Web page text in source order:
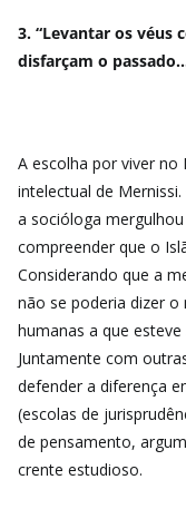
3. “Levantar os véus
disfarçam o
A escolha por viver
intelectual de
a socióloga
compreender que o
Considerando que a
não se poderia dizer
humanas a que
Juntamente com
defender a diferença
(escolas de
de pensamento,
crente estudioso.